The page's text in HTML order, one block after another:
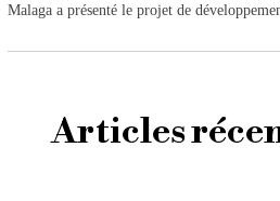
Malaga a présenté le projet de
Articles